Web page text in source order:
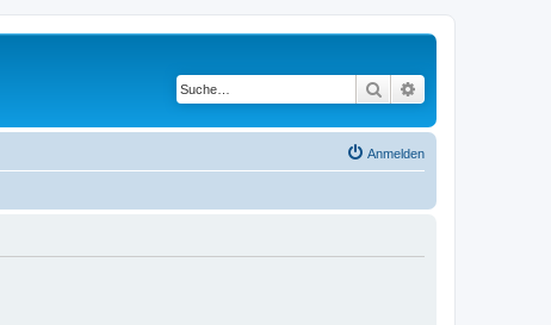
Suche
Anmelden